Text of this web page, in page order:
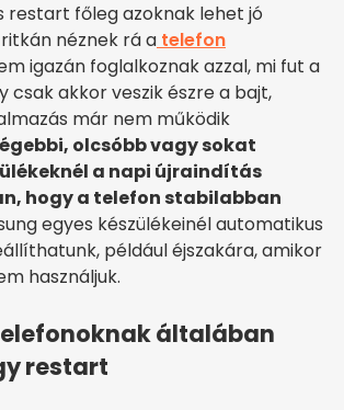
restart főleg azoknak lehet jó
néznek rá a telefon
igazán foglalkoznak azzal, mi fut a
csak akkor veszik észre a bajt,
már nem működik
olcsóbb vagy sokat
a napi újraindítás
hogy a telefon stabilabban
egyes készülékeinél automatikus
például éjszakára, amikor
használjuk.
általában
restart